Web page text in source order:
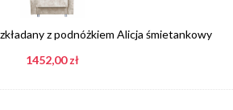
Alicja
z podnóżkiem Alicja śmietankowy
1452,00zł